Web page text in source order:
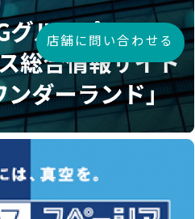
店舗に問い合わせる